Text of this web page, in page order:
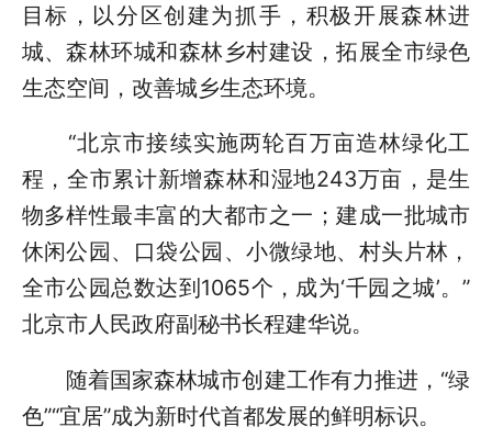
目标，以分区创建为抓手，积极开展森林进
城、森林环城和森林乡村建设，拓展全市绿色
生态空间，改善城乡生态环境。
“北京市接续实施两轮百万亩造林绿化工
程，全市累计新增森林和湿地243万亩，是生
物多样性最丰富的大都市之一；建成一批城市
休闲公园、口袋公园、小微绿地、村头片林，
全市公园总数达到1065个，成为‘千园之城’。”
北京市人民政府副秘书长程建华说。
随着国家森林城市创建工作有力推进，“绿
色”“宜居”成为新时代首都发展的鲜明标识。